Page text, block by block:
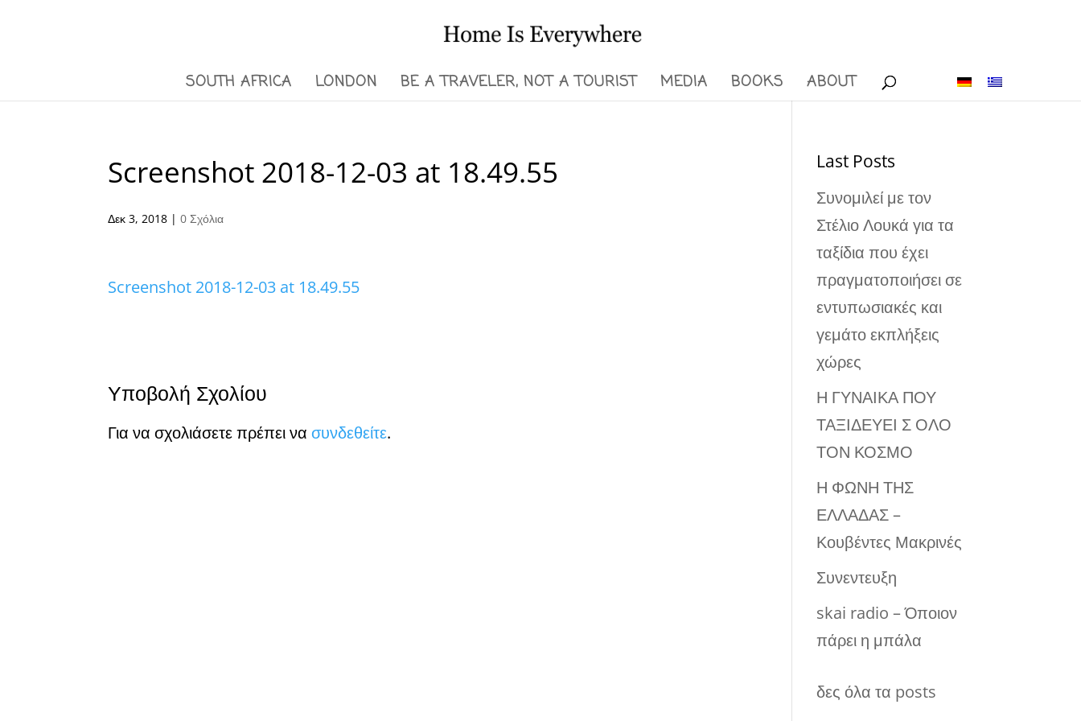
SOUTH AFRICA LONDON BE A TRAVELER, NOT A TOURIST MEDIA BOOKS ABOUT
Screenshot 2018-12-03 at 18.49.55
Δεκ 3, 2018 |0 Σχόλια
Screenshot 2018-12-03 at 18.49.55
Υποβολή Σχολίου
Για να σχολιάσετε πρέπει νασυνδεθείτε.
Last Posts
Συνομιλεί με τον
Στέλιο Λουκά για τα
ταξίδια που έχει
πραγματοποιήσει σε
εντυπωσιακές και
γεμάτο εκπλήξεις
χώρες
Η ΓΥΝΑΙΚΑ ΠΟΥ
ΤΑΞΙΔΕΥΕΙ Σ ΟΛΟ
ΤΟΝ ΚΟΣΜΟ
Η ΦΩΝΗ ΤΗΣ
ΕΛΛΑΔΑΣ –
Κουβέντες Μακρινές
Συνεντευξη
skai radio – Όποιον
πάρει η μπάλα
δες όλα τα posts